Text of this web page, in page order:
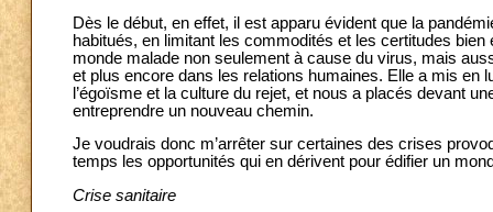
Dès le début, en effet, il est apparu évident que la
habitués, en limitant les commodités et les certitudes
monde malade non seulement à cause du virus, mais
et plus encore dans les relations humaines. Elle a mis en
l’égoïsme et la culture du rejet, et nous a placés devant
entreprendre un nouveau chemin.
Je voudrais donc m’arrêter sur certaines des crises
temps les opportunités qui en dérivent pour édifier un
Crise sanitaire